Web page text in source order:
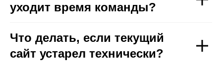
уходит время команды?
Что делать, если текущий
сайт устарел технически?